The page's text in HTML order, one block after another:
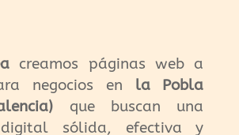
creamos páginas web a
negocios en la Pobla
que buscan una
digital sólida, efectiva y